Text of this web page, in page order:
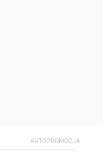
AUTOPROMOCJA